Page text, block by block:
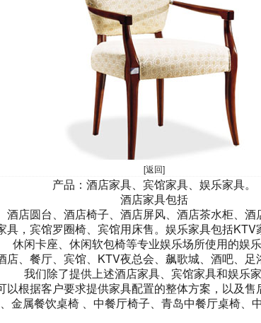
[返回]
产品：酒店家具、宾馆家具、娱乐家具。
酒店家具包括
酒店圆台、酒店椅子、酒店屏风、酒店茶水柜、酒
，宾馆罗圈椅、宾馆用床售。娱乐家具包括KTV
休闲卡座、休闲软包椅等专业娱乐场所使用的娱乐
店、餐厅、宾馆、KTV夜总会、飙歌城、酒吧、足
我们除了提供上述酒店家具、宾馆家具和娱乐家
以根据客户要求提供家具配置的整体方案，以及售
金属餐饮桌椅 、中餐厅椅子、青岛中餐厅桌椅、